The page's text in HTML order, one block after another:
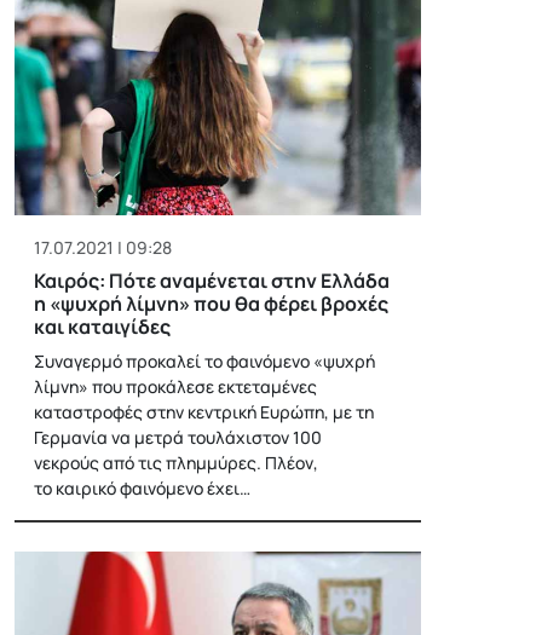
17.07.2021 | 09:28
Καιρός: Πότε αναμένεται στην Ελλάδα
η «ψυχρή λίμνη» που θα φέρει βροχές
και καταιγίδες
Συναγερμό προκαλεί το φαινόμενο «ψυχρή
λίμνη» που προκάλεσε εκτεταμένες
καταστροφές στην κεντρική Ευρώπη, με τη
Γερμανία να μετρά τουλάχιστον 100
νεκρούς από τις πλημμύρες. Πλέον,
το καιρικό φαινόμενο έχει…